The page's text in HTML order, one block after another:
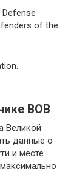
of the
ВОВ
Великой
данные о
и месте